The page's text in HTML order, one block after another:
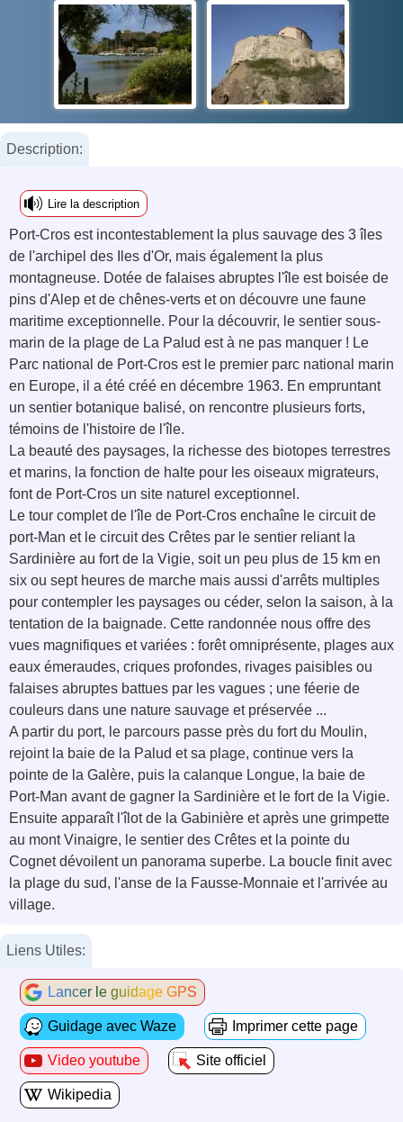
Description:
Lire la description
Port-Cros est incontestablement la plus sauvage des 3 îles
de l'archipel des Iles d'Or, mais également la plus
montagneuse. Dotée de falaises abruptes l'île est boisée de
pins d'Alep et de chênes-verts et on découvre une faune
maritime exceptionnelle. Pour la découvrir, le sentier sous-
marin de la plage de La Palud est à ne pas manquer ! Le
Parc national de Port-Cros est le premier parc national marin
en Europe, il a été créé en décembre 1963. En empruntant
un sentier botanique balisé, on rencontre plusieurs forts,
témoins de l'histoire de l'île.
La beauté des paysages, la richesse des biotopes terrestres
et marins, la fonction de halte pour les oiseaux migrateurs,
font de Port-Cros un site naturel exceptionnel.
Le tour complet de l'île de Port-Cros enchaîne le circuit de
port-Man et le circuit des Crêtes par le sentier reliant la
Sardinière au fort de la Vigie, soit un peu plus de 15 km en
six ou sept heures de marche mais aussi d'arrêts multiples
pour contempler les paysages ou céder, selon la saison, à la
tentation de la baignade. Cette randonnée nous offre des
vues magnifiques et variées : forêt omniprésente, plages aux
eaux émeraudes, criques profondes, rivages paisibles ou
falaises abruptes battues par les vagues ; une féerie de
couleurs dans une nature sauvage et préservée ...
A partir du port, le parcours passe près du fort du Moulin,
rejoint la baie de la Palud et sa plage, continue vers la
pointe de la Galère, puis la calanque Longue, la baie de
Port-Man avant de gagner la Sardinière et le fort de la Vigie.
Ensuite apparaît l'îlot de la Gabinière et après une grimpette
au mont Vinaigre, le sentier des Crêtes et la pointe du
Cognet dévoilent un panorama superbe. La boucle finit avec
la plage du sud, l'anse de la Fausse-Monnaie et l'arrivée au
village.
Liens Utiles:
Lancer le guidage GPS
Guidage avec Waze Imprimer cette page
Video youtube Site officiel
Wikipedia